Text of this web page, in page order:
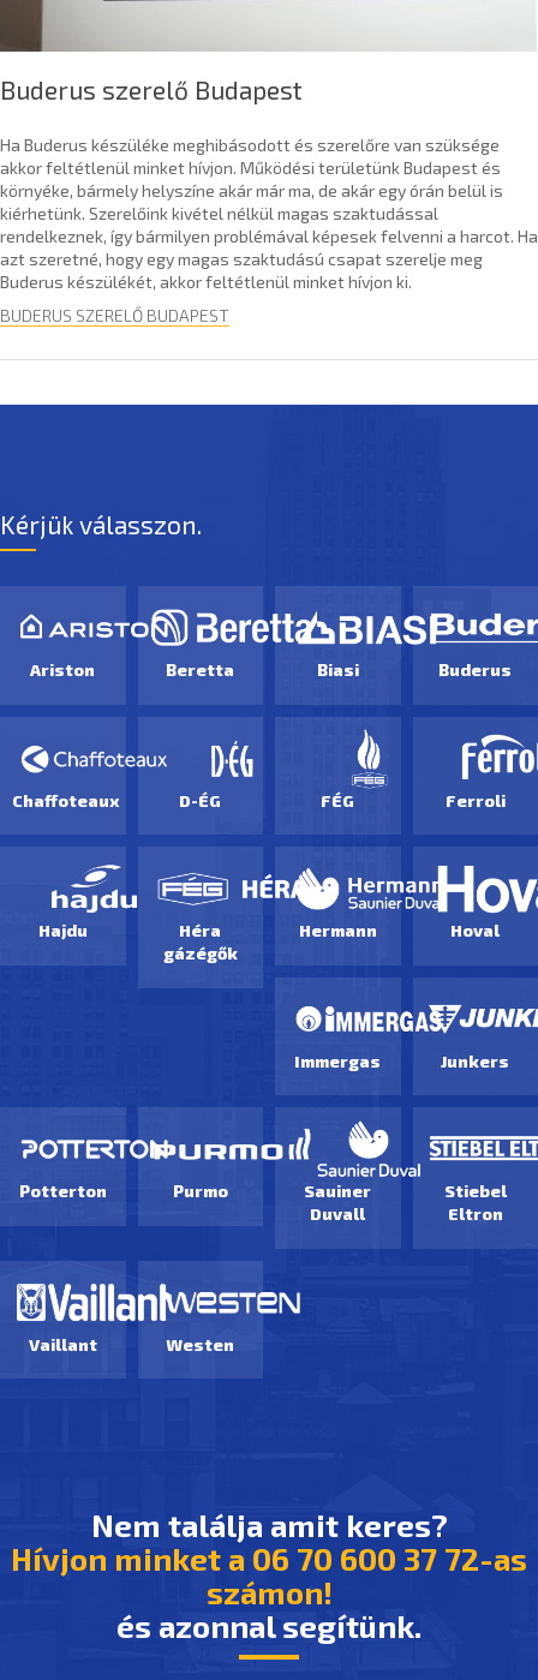
Buderus szerelő Budapest
Ha Buderus készüléke meghibásodott és szerelőre van szüksége
akkor feltétlenül minket hívjon. Működési területünk Budapest és
környéke, bármely helyszíne akár már ma, de akár egy órán belül is
kiérhetünk. Szerelőink kivétel nélkül magas szaktudással
rendelkeznek, így bármilyen problémával képesek felvenni a harcot. Ha
azt szeretné, hogy egy magas szaktudású csapat szerelje meg
Buderus készülékét, akkor feltétlenül minket hívjon ki.
BUDERUS SZERELŐ BUDAPEST
Kérjük válasszon.
Ariston Beretta Biasi Buderus
Chaffoteaux D-ÉG FÉG Ferroli
Hajdu
Héra
gázégők
Hermann Hoval
Immergas Junkers
Potterton Purmo
Sauiner
Duvall
Stiebel
Eltron
Vaillant Westen
Nem találja amit keres?
Hívjon minket a 06 70 600 37 72-as
számon!
és azonnal segítünk.